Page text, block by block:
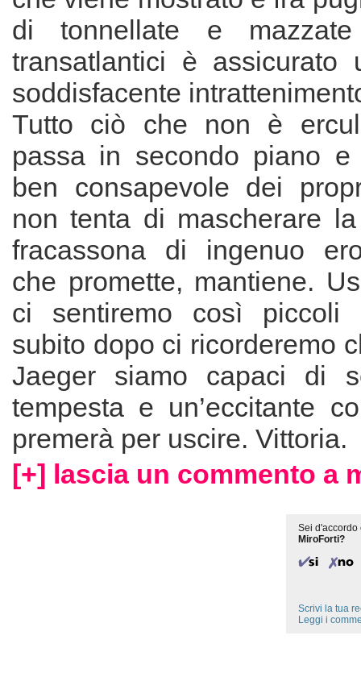
di tonnellate e
transatlantici è assicurato
soddisfacente
Tutto ciò che non è
passa in secondo piano
ben consapevole dei
non tenta di mascherare
fracassona di ingenuo
che promette, mantiene.
ci sentiremo così
subito dopo ci ricorderemo
Jaeger siamo capaci di
tempesta e un’eccitante
premerà per uscire. Vittoria.
[+] lascia un commento a
Sei d'accordo
MiroForti?
Scrivi la tua
Leggi i